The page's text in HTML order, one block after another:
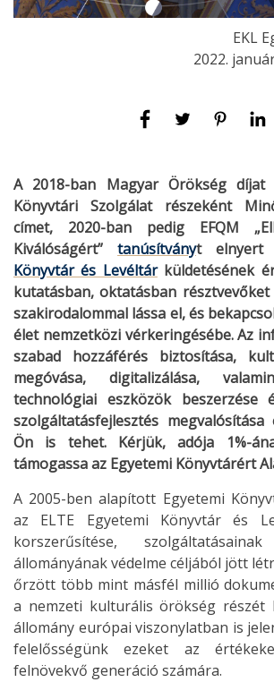
EKL
2022.
A 2018-ban Magyar Örökség díjat
Könyvtári Szolgálat részeként
címet, 2020-ban pedig EFQM
Kiválóságért” tanúsítványt elnyert
Könyvtár és Levéltárküldetésének
kutatásban, oktatásban
szakirodalommal lássa el, és
élet nemzetközi vérkeringésébe. Az
szabad hozzáférés biztosítása,
megóvása, digitalizálása,
technológiai eszközök beszerzése
szolgáltatásfejlesztés
Ön is tehet. Kérjük, adója 1%-
támogassa az Egyetemi Könyvtárért
A 2005-ben alapított Egyetemi
az ELTE Egyetemi Könyvtár és
korszerűsítése,
állományának védelme céljából jött
őrzött több mint másfél millió
a nemzeti kulturális örökség részét
állomány európai viszonylatban is
felelősségünk ezeket az
felnövekvő generáció számára.